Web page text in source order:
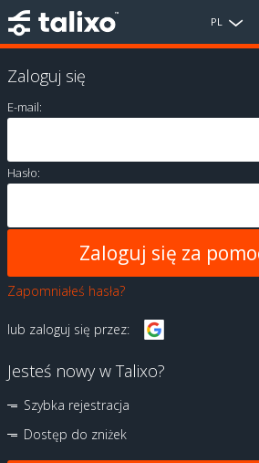
PL
Zaloguj się
E-mail:
Hasło:
Zapomniałeś hasła?
lub zaloguj się przez:
Jesteś nowy w Talixo?
Szybka rejestracja
Dostęp do zniżek